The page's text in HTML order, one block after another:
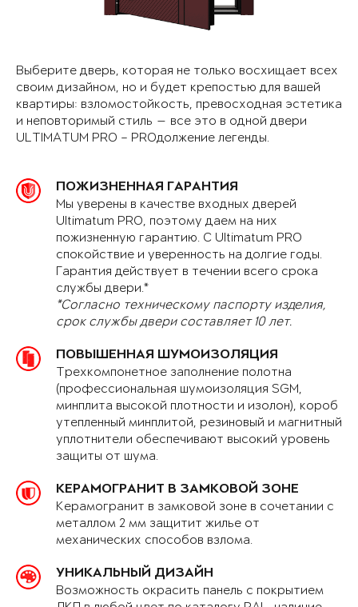
Выберите дверь, которая не только восхищает всех
своим дизайном, но и будет крепостью для вашей
квартиры: взломостойкость, превосходная эстетика
и неповторимый стиль — все это в одной двери
ULTIMATUM PRO – PROдолжение легенды.
ПОЖИЗНЕННАЯ ГАРАНТИЯ
Мы уверены в качестве входных дверей
Ultimatum PRO, поэтому даем на них
пожизненную гарантию. С Ultimatum PRO
спокойствие и уверенность на долгие годы.
Гарантия действует в течении всего срока
службы двери.*
*Согласно техническому паспорту изделия,
срок службы двери составляет 10 лет.
ПОВЫШЕННАЯ ШУМОИЗОЛЯЦИЯ
Трехкомпонетное заполнение полотна
(профессиональная шумоизоляция SGM,
минплита высокой плотности и изолон), короб
утепленный минплитой, резиновый и магнитный
уплотнители обеспечивают высокий уровень
защиты от шума.
КЕРАМОГРАНИТ В ЗАМКОВОЙ ЗОНЕ
Керамогранит в замковой зоне в сочетании с
металлом 2 мм защитит жилье от
механических способов взлома.
УНИКАЛЬНЫЙ ДИЗАЙН
Возможность окрасить панель с покрытием